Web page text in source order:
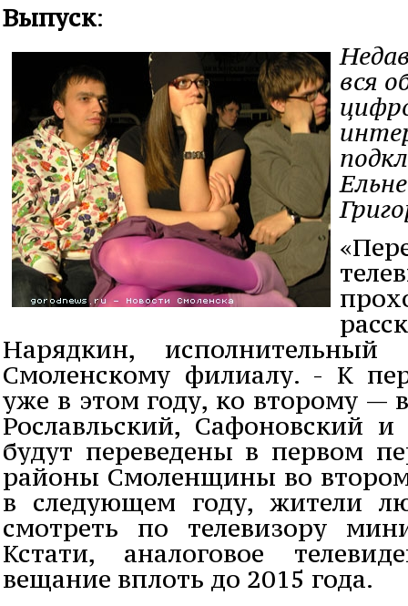
Выпуск:
вся
Нарядкин,
Смоленскому филиалу. - К
уже в этом году, ко второму —
Рославльский, Сафоновский
будут переведены в первом
районы Смоленщины во
в следующем году, жители
смотреть по телевизору
Кстати, аналоговое
вещание вплоть до 2015 года.